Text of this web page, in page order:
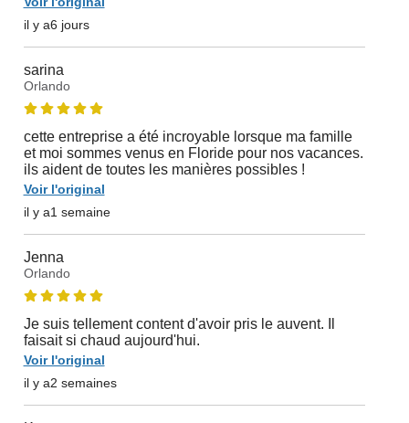
il y a6 jours
sarina
Orlando
cette entreprise a été incroyable lorsque ma famille
et moi sommes venus en Floride pour nos vacances.
ils aident de toutes les manières possibles !
Voir l'original
il y a1 semaine
Jenna
Orlando
Je suis tellement content d'avoir pris le auvent. Il
faisait si chaud aujourd'hui.
Voir l'original
il y a2 semaines